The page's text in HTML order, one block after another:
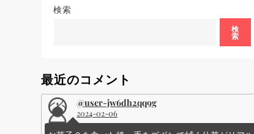
検索
検
索
最近のコメント
@user-jw6dh2qq9g
2024-02-06